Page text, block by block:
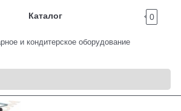
Каталог 0
и кондитерское оборудование